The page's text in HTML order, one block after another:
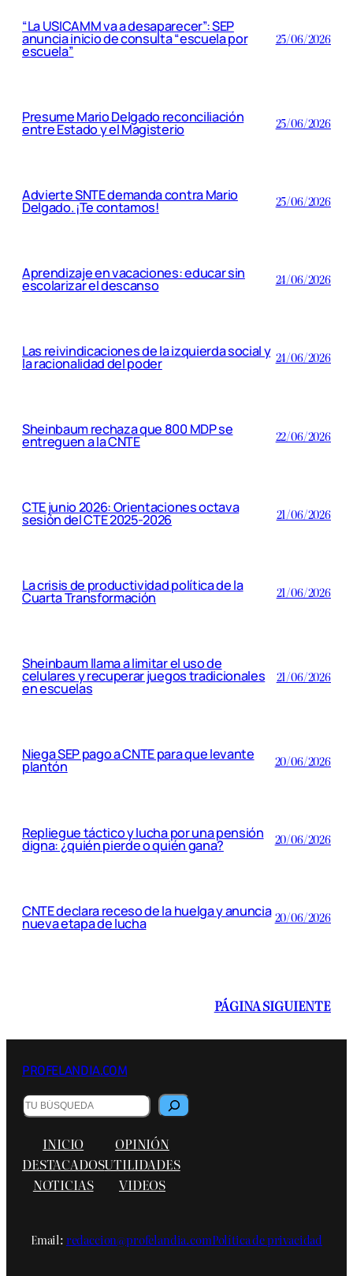
“La USICAMM va a desaparecer”: SEP
anuncia inicio de consulta “escuela por
escuela”
25/06/2026
Presume Mario Delgado reconciliación
entre Estado y el Magisterio 25/06/2026
Advierte SNTE demanda contra Mario
Delgado. ¡Te contamos! 25/06/2026
Aprendizaje en vacaciones: educar sin
escolarizar el descanso 24/06/2026
Las reivindicaciones de la izquierda social y
la racionalidad del poder 24/06/2026
Sheinbaum rechaza que 800 MDP se
entreguen a la CNTE 22/06/2026
CTE junio 2026: Orientaciones octava
sesión del CTE 2025-2026 21/06/2026
La crisis de productividad política de la
Cuarta Transformación 21/06/2026
Sheinbaum llama a limitar el uso de
celulares y recuperar juegos tradicionales
en escuelas
21/06/2026
Niega SEP pago a CNTE para que levante
plantón 20/06/2026
Repliegue táctico y lucha por una pensión
digna: ¿quién pierde o quién gana? 20/06/2026
CNTE declara receso de la huelga y anuncia
nueva etapa de lucha 20/06/2026
PÁGINA SIGUIENTE
PROFELANDIA.COM
Buscar
INICIO
DESTACADOS
NOTICIAS
OPINIÓN
UTILIDADES
VIDEOS
Email:redaccion@profelandia.comPolítica de privacidad